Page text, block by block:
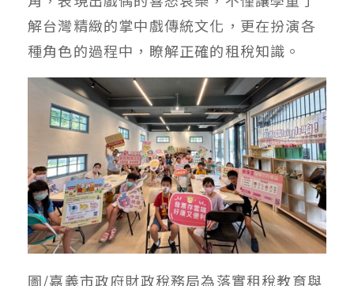
解台灣精緻的掌中戲傳統文化，更在扮演各
種角色的過程中，瞭解正確的租稅知識。
圖/嘉義市政府財政稅務局為落實租稅教育與